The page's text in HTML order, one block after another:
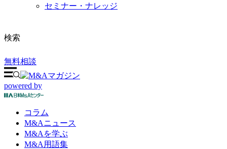
セミナー・ナレッジ
検索
無料相談
powered by
コラム
M&Aニュース
M&Aを学ぶ
M&A 用語集